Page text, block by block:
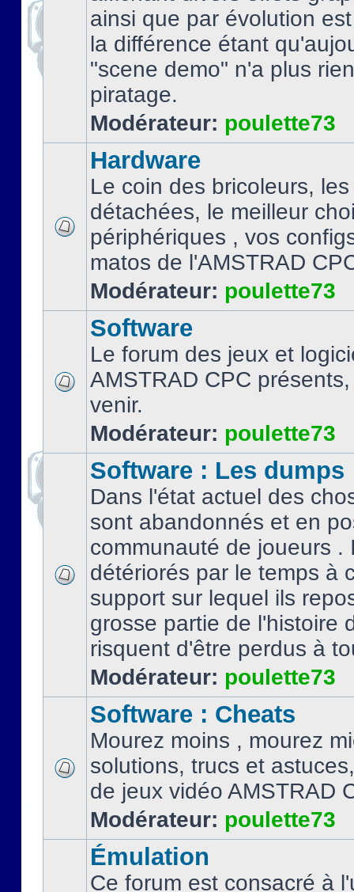
ainsi que par évolution
la différence étant
"scene demo" n'a plus
piratage.
Modérateur: poulette73
Hardware
Le coin des bricoleurs,
détachées, le meilleur
périphériques , vos
matos de l'AMSTRAD
Modérateur: poulette73
Software
Le forum des jeux et
AMSTRAD CPC
venir.
Modérateur: poulette73
Software : Les dumps
Dans l'état actuel des
sont abandonnés et en
communauté de joueurs .
détériorés par le temps à
support sur lequel ils
grosse partie de l'histoire
risquent d'être perdus à
Modérateur: poulette73
Software : Cheats
Mourez moins , mourez
solutions, trucs et
de jeux vidéo AMSTRAD
Modérateur: poulette73
Émulation
Ce forum est consacré à